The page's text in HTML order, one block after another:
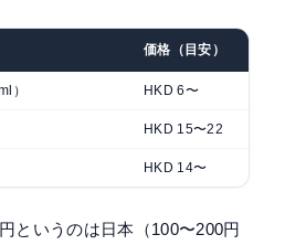
価格（目安）
） HKD 6〜
HKD 15〜22
HKD 14〜
というのは日本（100〜200円